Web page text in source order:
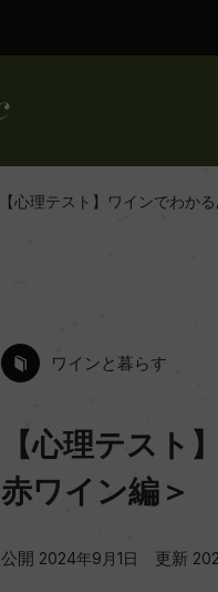
【心理テスト】ワインでわか
ワインと暮らす
【心理テスト
赤ワイン編＞
公開 2024年9月1日 更新